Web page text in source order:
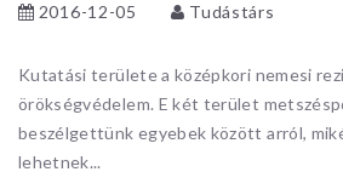
2016-12-05 Tudástárs
Kutatási területe a középkori nemesi
örökségvédelem. E két terület
beszélgettünk egyebek között arról,
lehetnek...